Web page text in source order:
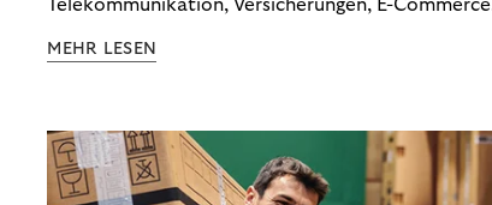
Telekommunikation, Versicherungen, E-Commerce
wirksam reduzieren will, braucht keine
MEHR LESEN